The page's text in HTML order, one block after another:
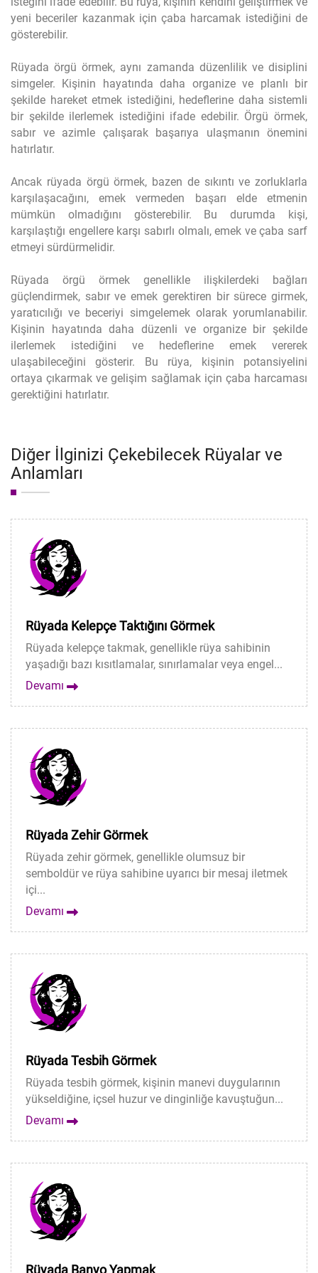
yeni beceriler kazanmak için çaba harcamak istediğini de
gösterebilir.
Rüyada örgü örmek, aynı zamanda düzenlilik ve disiplini
simgeler. Kişinin hayatında daha organize ve planlı bir
şekilde hareket etmek istediğini, hedeflerine daha sistemli
bir şekilde ilerlemek istediğini ifade edebilir. Örgü örmek,
sabır ve azimle çalışarak başarıya ulaşmanın önemini
hatırlatır.
Ancak rüyada örgü örmek, bazen de sıkıntı ve zorluklarla
karşılaşacağını, emek vermeden başarı elde etmenin
mümkün olmadığını gösterebilir. Bu durumda kişi,
karşılaştığı engellere karşı sabırlı olmalı, emek ve çaba sarf
etmeyi sürdürmelidir.
Rüyada örgü örmek genellikle ilişkilerdeki bağları
güçlendirmek, sabır ve emek gerektiren bir sürece girmek,
yaratıcılığı ve beceriyi simgelemek olarak yorumlanabilir.
Kişinin hayatında daha düzenli ve organize bir şekilde
ilerlemek istediğini ve hedeflerine emek vererek
ulaşabileceğini gösterir. Bu rüya, kişinin potansiyelini
ortaya çıkarmak ve gelişim sağlamak için çaba harcaması
gerektiğini hatırlatır.
Diğer İlginizi Çekebilecek Rüyalar ve
Anlamları
Rüyada Kelepçe Taktığını Görmek
Rüyada kelepçe takmak, genellikle rüya sahibinin
yaşadığı bazı kısıtlamalar, sınırlamalar veya engel...
Devamı
Rüyada Zehir Görmek
Rüyada zehir görmek, genellikle olumsuz bir
semboldür ve rüya sahibine uyarıcı bir mesaj iletmek
içi...
Devamı
Rüyada Tesbih Görmek
Rüyada tesbih görmek, kişinin manevi duygularının
yükseldiğine, içsel huzur ve dinginliğe kavuştuğun...
Devamı
Rüyada Banyo Yapmak